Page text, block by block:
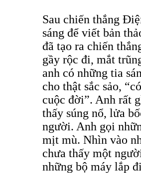
Sau chiến thắng
sáng để viết bản
đã tạo ra chiến
gầy rộc đi, mắt
anh có những tia
cho thật sắc sảo,
cuộc đời”. Anh rất
thấy súng nổ, lửa
người. Anh gọi
mịt mù. Nhìn vào
chưa thấy một
những bộ máy lắp